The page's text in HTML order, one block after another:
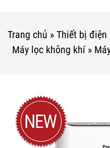
Trang chủ » Thiết bị điện
Máy lọc không khí»